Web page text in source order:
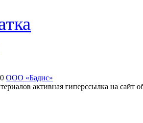
ООО «Бадис»
активная гиперссылка на сайт